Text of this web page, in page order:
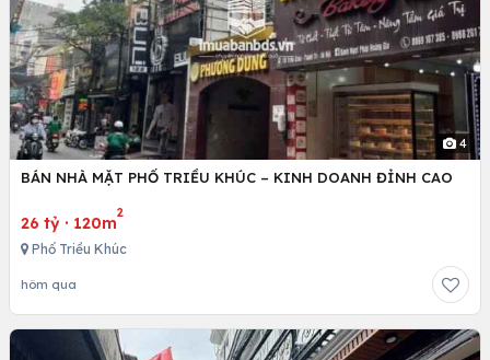
4
BÁN NHÀ MẶT PHỐ TRIỀU KHÚC – KINH DOANH ĐỈNH CAO
26 tỷ · 120m
2
Phố Triều Khúc
hôm qua